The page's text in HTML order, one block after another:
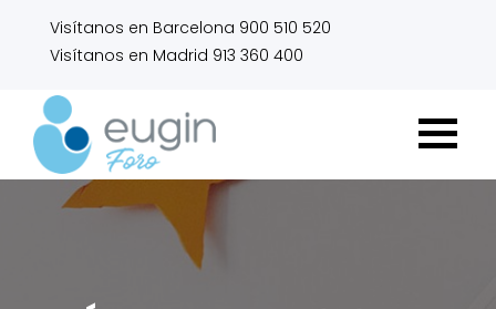
Visítanos en Barcelona 900 510 520
Visítanos en Madrid 913 360 400